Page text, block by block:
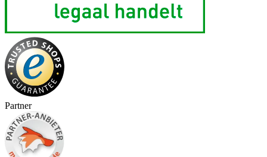
Partner